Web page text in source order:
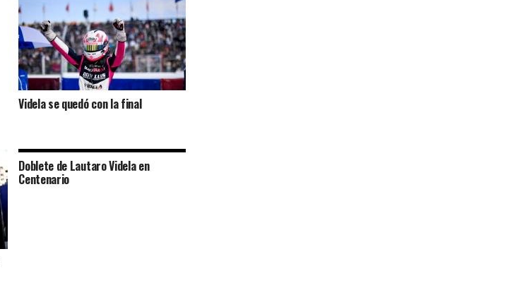
Videla se quedó con la final
Doblete de Lautaro Videla en
Centenario